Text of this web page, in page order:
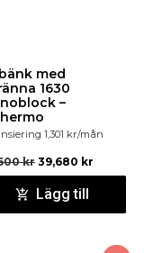
med
1630
–
1,301 kr/mån
kr 39,680 kr
Lägg till